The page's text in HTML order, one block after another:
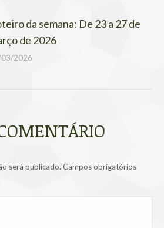
da semana: De 23 a 27 de
de 2026
2026
será publicado. Campos obrigatórios